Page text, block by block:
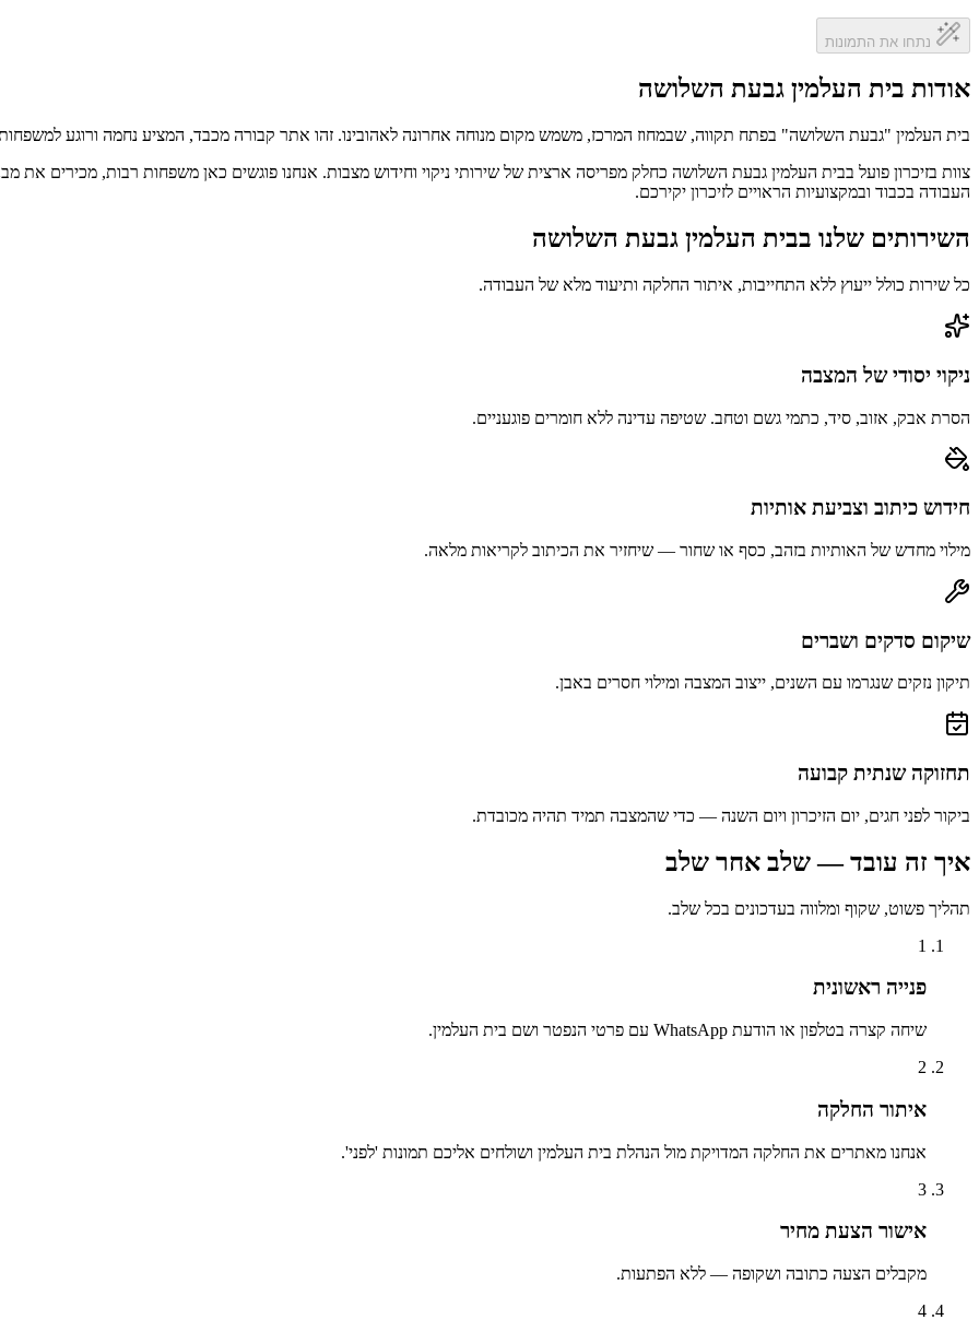
נתחו את התמונות
אודות בית העלמין גבעת השלושה
בית העלמין "גבעת השלושה" בפתח תקווה, שבמחוז המרכז, משמש מקום מנוחה אחרונה לאהובינו. זהו אתר קבורה מכבד, המציע נחמה ורוגע
צוות בזיכרון פועל בבית העלמין גבעת השלושה כחלק מפריסה ארצית של שירותי ניקוי וחידוש מצבות. אנחנו פוגשים כאן משפחות רבות, מכירים
העבודה בכבוד ובמקצועיות הראויים לזיכרון יקירכם.
השירותים שלנו בבית העלמין גבעת השלושה
כל שירות כולל ייעוץ ללא התחייבות, איתור החלקה ותיעוד מלא של העבודה.
ניקוי יסודי של המצבה
הסרת אבק, אזוב, סיד, כתמי גשם וטחב. שטיפה עדינה ללא חומרים פוגעניים.
חידוש כיתוב וצביעת אותיות
מילוי מחדש של האותיות בזהב, כסף או שחור — שיחזיר את הכיתוב לקריאות מלאה.
שיקום סדקים ושברים
תיקון נזקים שנגרמו עם השנים, ייצוב המצבה ומילוי חסרים באבן.
תחזוקה שנתית קבועה
ביקור לפני חגים, יום הזיכרון ויום השנה — כדי שהמצבה תמיד תהיה מכובדת.
איך זה עובד — שלב אחר שלב
תהליך פשוט, שקוף ומלווה בעדכונים בכל שלב.
1
פנייה ראשונית
שיחה קצרה בטלפון או הודעת WhatsApp עם פרטי הנפטר ושם בית העלמין.
2
איתור החלקה
אנחנו מאתרים את החלקה המדויקת מול הנהלת בית העלמין ושולחים אליכם תמונות 'לפני'.
3
אישור הצעת מחיר
מקבלים הצעה כתובה ושקופה — ללא הפתעות.
4